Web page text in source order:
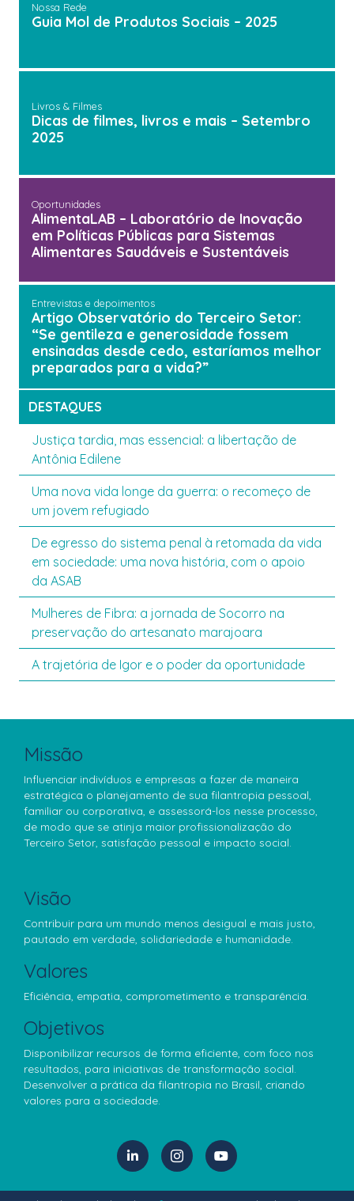
Nossa Rede
Guia Mol de Produtos Sociais – 2025
Livros & Filmes
Dicas de filmes, livros e mais – Setembro
2025
Oportunidades
AlimentaLAB – Laboratório de Inovação
em Políticas Públicas para Sistemas
Alimentares Saudáveis e Sustentáveis
Entrevistas e depoimentos
Artigo Observatório do Terceiro Setor:
“Se gentileza e generosidade fossem
ensinadas desde cedo, estaríamos melhor
preparados para a vida?”
DESTAQUES
Justiça tardia, mas essencial: a libertação de
Antônia Edilene
Uma nova vida longe da guerra: o recomeço de
um jovem refugiado
De egresso do sistema penal à retomada da vida
em sociedade: uma nova história, com o apoio
da ASAB
Mulheres de Fibra: a jornada de Socorro na
preservação do artesanato marajoara
A trajetória de Igor e o poder da oportunidade
Missão
Influenciar indivíduos e empresas a fazer de maneira
estratégica o planejamento de sua filantropia pessoal,
familiar ou corporativa, e assessorá-los nesse processo,
de modo que se atinja maior profissionalização do
Terceiro Setor, satisfação pessoal e impacto social.
Visão
Contribuir para um mundo menos desigual e mais justo,
pautado em verdade, solidariedade e humanidade.
Valores
Eficiência, empatia, comprometimento e transparência.
Objetivos
Disponibilizar recursos de forma eficiente, com foco nos
resultados, para iniciativas de transformação social.
Desenvolver a prática da filantropia no Brasil, criando
valores para a sociedade.